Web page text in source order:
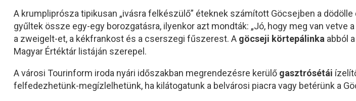
A krumpliprósza tipikusan „ivásra felkészülő” éteknek számított Göcsejben a
gyűltek össze egy-egy borozgatásra, ilyenkor azt mondták: „Jó, hogy meg van vetve a
a zweigelt-et, a kékfrankost és a cserszegi fűszerest. A göcseji körtepálinka abból
Magyar Értéktár listáján szerepel.
A városi Tourinform iroda nyári időszakban megrendezésre kerülő gasztrósétái
felfedezhetünk-megízlelhetünk, ha kilátogatunk a belvárosi piacra vagy betérünk a